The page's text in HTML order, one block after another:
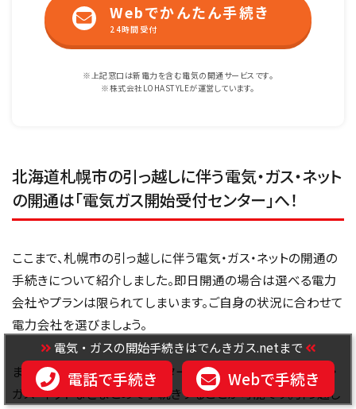
Webでかんたん手続き
24時間受付
※上記窓口は新電力を含む電気の開通サービスです。
※株式会社LOHASTYLEが運営しています。
北海道札幌市の引っ越しに伴う電気・ガス・ネット
の開通は「電気ガス開始受付センター」へ！
ここまで、札幌市の引っ越しに伴う電気・ガス・ネットの開通の
手続きについて紹介しました。即日開通の場合は選べる電力
会社やプランは限られてしまいます。ご自身の状況に合わせて
電力会社を選びましょう。
また、電気ガス開始受付センター（ 0120-911-653）なら電気・
ガス・ネットなどまとめて手続きすることが可能です。引っ越し
電気・ガスの開始手続きはでんきガス.netまで
電話で手続き Webで手続き